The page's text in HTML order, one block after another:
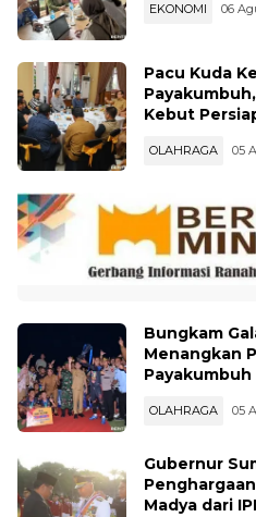
EKONOMI 06
Pacu Kuda
Kebut
OLAHRAGA 05
Bungkam
Menangkan
Payakumbuh
OLAHRAGA 05
Gubernur
Madya dari